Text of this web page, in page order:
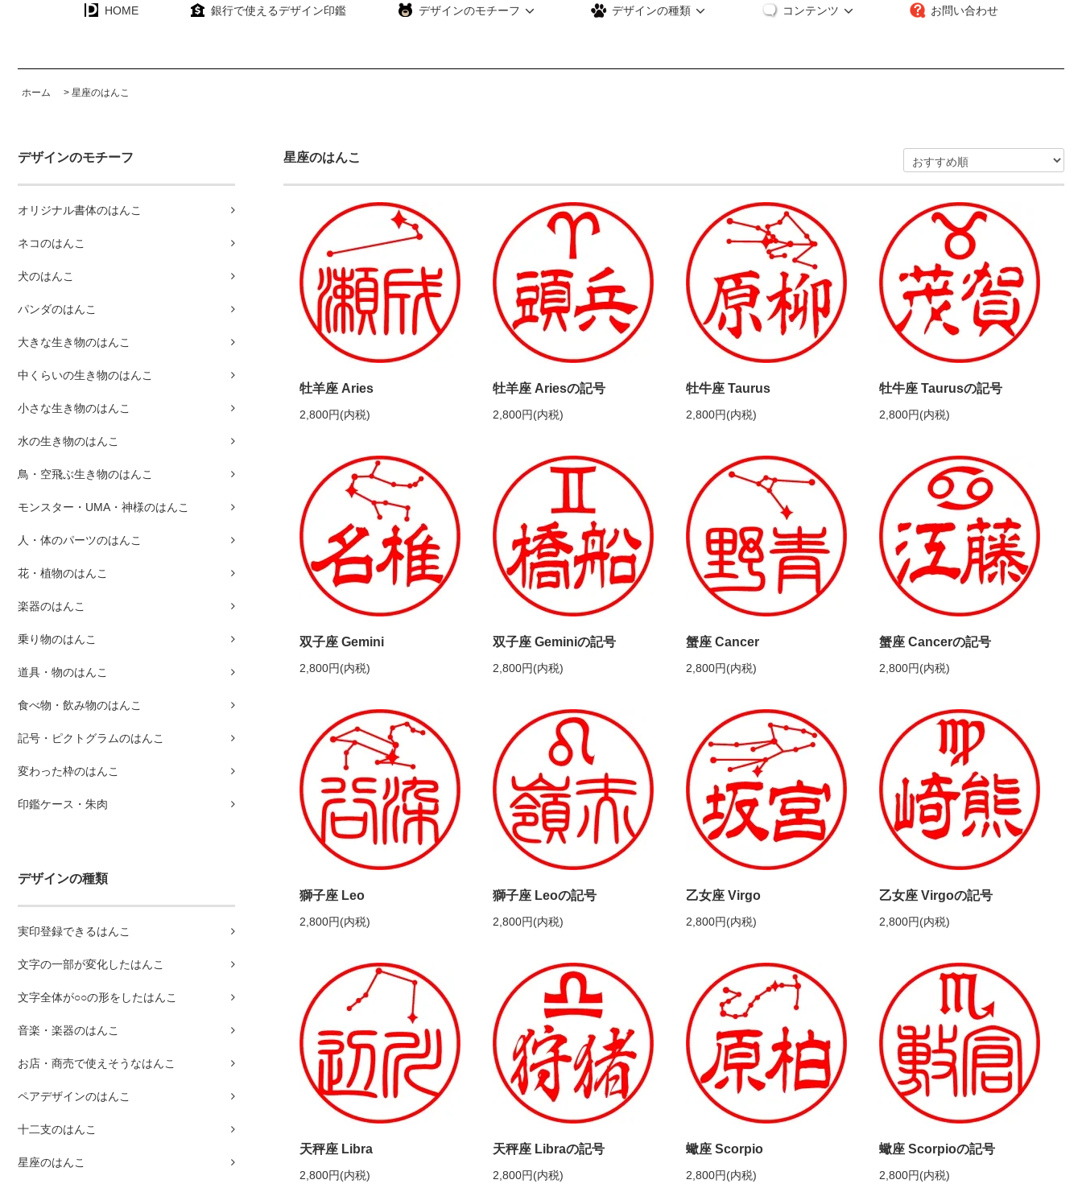
HOME 銀行で使えるデザイン印鑑 デザインのモチーフ デザインの種類 コンテンツ お問い合わせ
ホーム > 星座のはんこ
デザインのモチーフ
オリジナル書体のはんこ
ネコのはんこ
犬のはんこ
パンダのはんこ
大きな生き物のはんこ
中くらいの生き物のはんこ
小さな生き物のはんこ
水の生き物のはんこ
鳥・空飛ぶ生き物のはんこ
モンスター・UMA・神様のはんこ
人・体のパーツのはんこ
花・植物のはんこ
楽器のはんこ
乗り物のはんこ
道具・物のはんこ
食べ物・飲み物のはんこ
記号・ピクトグラムのはんこ
変わった枠のはんこ
印鑑ケース・朱肉
デザインの種類
実印登録できるはんこ
文字の一部が変化したはんこ
文字全体が○○の形をしたはんこ
音楽・楽器のはんこ
お店・商売で使えそうなはんこ
ペアデザインのはんこ
十二支のはんこ
星座のはんこ
星座のはんこ
牡羊座 Aries
2,800円(内税)
牡羊座 Ariesの記号
2,800円(内税)
牡牛座 Taurus
2,800円(内税)
牡牛座 Taurusの記号
2,800円(内税)
双子座 Gemini
2,800円(内税)
双子座 Geminiの記号
2,800円(内税)
蟹座 Cancer
2,800円(内税)
蟹座 Cancerの記号
2,800円(内税)
獅子座 Leo
2,800円(内税)
獅子座 Leoの記号
2,800円(内税)
乙女座 Virgo
2,800円(内税)
乙女座 Virgoの記号
2,800円(内税)
天秤座 Libra
2,800円(内税)
天秤座 Libraの記号
2,800円(内税)
蠍座 Scorpio
2,800円(内税)
蠍座 Scorpioの記号
2,800円(内税)